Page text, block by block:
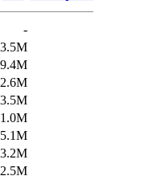
-
3.5M
9.4M
2.6M
3.5M
1.0M
5.1M
3.2M
2.5M